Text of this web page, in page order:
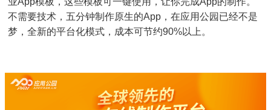
不需要技术，五分钟制作原生的App，在应用公园已经不是
梦，全新的平台化模式，成本可节约90%以上。